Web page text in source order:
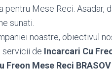
pentru Mese Reci. Asadar,
sunati.
noastre, obiectivul
servicii de Incarcari Cu
Freon Mese Reci BRASOV